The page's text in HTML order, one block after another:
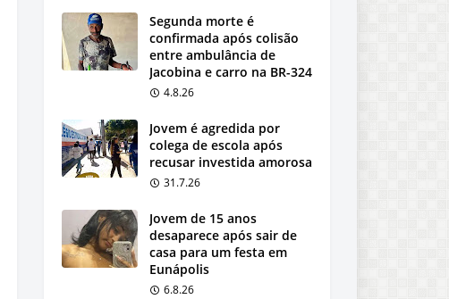
Segunda morte é
confirmada após colisão
entre ambulância de
Jacobina e carro na BR-324
4.8.26
Jovem é agredida por
colega de escola após
recusar investida amorosa
31.7.26
Jovem de 15 anos
desaparece após sair de
casa para um festa em
Eunápolis
6.8.26